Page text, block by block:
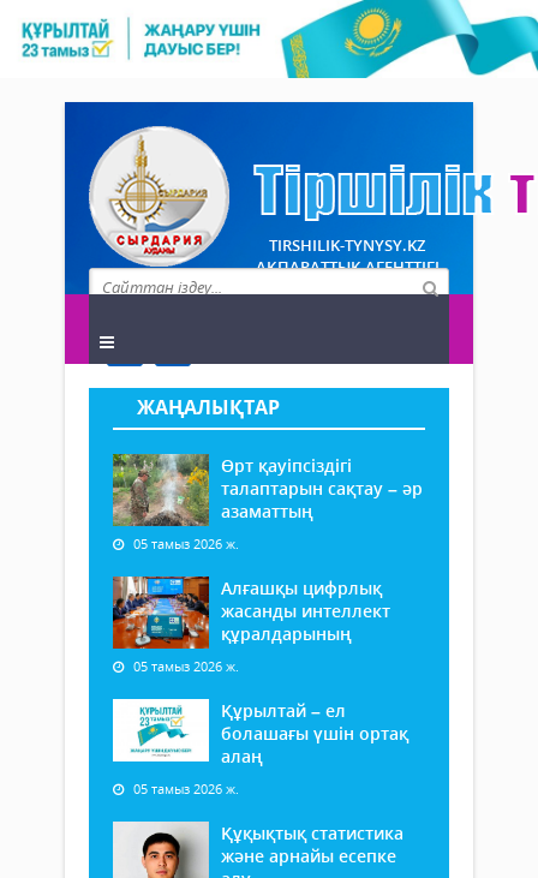
TIRSHILIK-TYNYSY.KZ
АҚПАРАТТЫҚ АГЕНТТІГІ
ЖАҢАЛЫҚТАР
Өрт қауіпсіздігі
талаптарын сақтау – әр
азаматтың
05 тамыз 2026 ж.
Алғашқы цифрлық
жасанды интеллект
құралдарының
05 тамыз 2026 ж.
Құрылтай – ел
болашағы үшін ортақ
алаң
05 тамыз 2026 ж.
Құқықтық статистика
және арнайы есепке